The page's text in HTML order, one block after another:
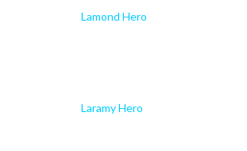
Lamond Hero
Laramy Hero